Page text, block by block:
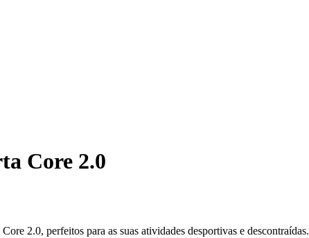
Core 2.0
2.0, perfeitos para as suas atividades desportivas e descontraídas.